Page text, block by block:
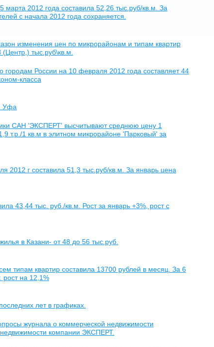
марта 2012 года составила 52,26 тыс.руб/кв.м. За
с начала 2012 года сохраняется.
изменения цен по микрорайонам и типам квартир
тыс.руб\кв.м.
России на 10 февраля 2012 года составляет 44
класса
Уфа
САН 'ЭКСПЕРТ' высчитывают среднюю цену 1
т.р./1 кв.м в элитном микрорайоне 'Парковый' за
2012 г составила 51,3 тыс.руб/кв.м. За январь цена
43,44 тыс. руб./кв.м. Рост за январь +3%, рост с
в Казани- от 48 до 56 тыс.руб.
типам квартир составила 13700 рублей в месяц. За 6
рост на 12,1%
лет в графиках.
журнала о коммерческой недвижимости
компании ЭКСПЕРТ.